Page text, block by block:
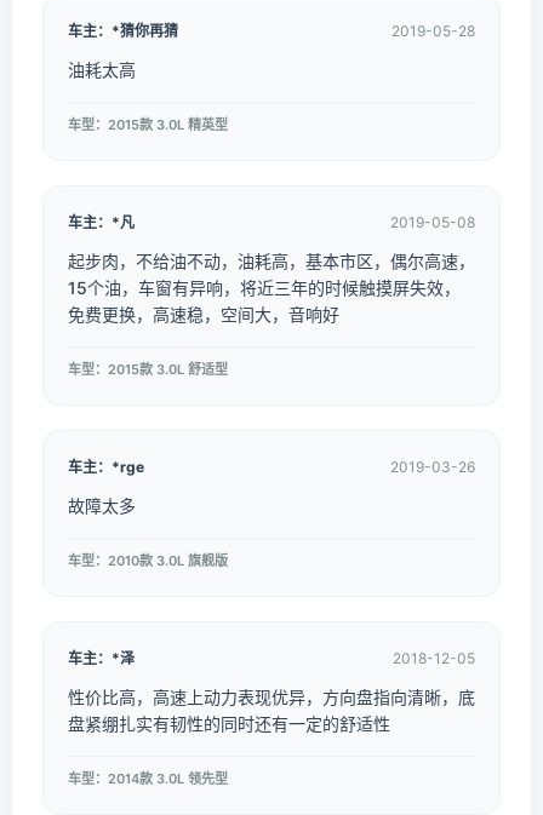
车主：*猜你再猜 2019-05-28
油耗太高
车型：2015款 3.0L 精英型
车主：*凡 2019-05-08
起步肉，不给油不动，油耗高，基本市区，偶尔高速，
15个油，车窗有异响，将近三年的时候触摸屏失效，
免费更换，高速稳，空间大，音响好
车型：2015款 3.0L 舒适型
车主：*rge 2019-03-26
故障太多
车型：2010款 3.0L 旗舰版
车主：*泽 2018-12-05
性价比高，高速上动力表现优异，方向盘指向清晰，底
盘紧绷扎实有韧性的同时还有一定的舒适性
车型：2014款 3.0L 领先型